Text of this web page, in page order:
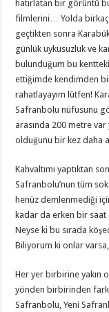
hatırlatan bir görüntü
filmlerini… Yolda birkaç
geçtikten sonra
günlük uykusuzluk ve
bulunduğum bu
ettiğimde kendimden
rahatlayayım lütfen!
Safranbolu nüfusunu
arasında 200 metre
olduğunu bir kez daha
Kahvaltımı yaptıktan
Safranbolu’nun tüm
henüz demlenmediği
kadar da erken bir
Neyse ki bu sırada
Biliyorum ki onlar
Her yer birbirine yakın
yönden birbirinden
Safranbolu, Yeni